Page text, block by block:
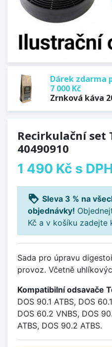
Dárek zdarma
7 000 Kč
Zrnková káva
Recirkulační set
40490910
1 490 Kč s DPH
loyalty Sleva 3 % na
objednávky!
Kč a v košíku zadejte
Sada pro úpravu
provoz. Včetně
Kompatibilní odsavače
DOS 90.1 ATBS, DOS
DOS 60.2 VNBS, DOS
ATBS, DOS 90.2 ATBS.